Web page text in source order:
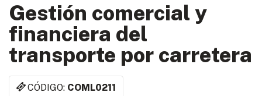
Gestión comercial y
financiera del
transporte por carretera
CÓDIGO: COML0211